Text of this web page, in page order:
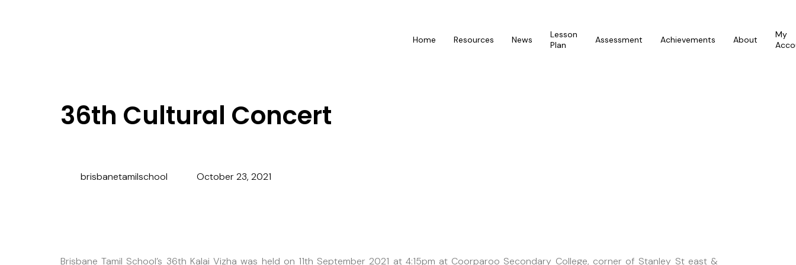
Home Resources News
Lesson
Plan
Assessment Achievements About
My
36th Cultural Concert
brisbanetamilschool October 23, 2021
Brisbane Tamil School’s 36th Kalai Vizha was held on 11th September 2021 at 4:15pm at Coorparoo Secondary College, corner of Stanley St east &